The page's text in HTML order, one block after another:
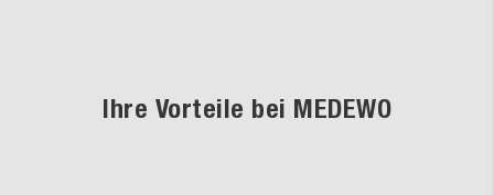
Ihre Vorteile bei MEDEWO